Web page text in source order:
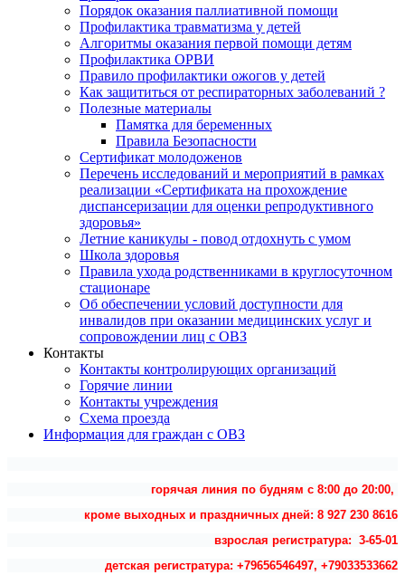
Порядок оказания паллиативной помощи
Профилактика травматизма у детей
Алгоритмы оказания первой помощи детям
Профилактика ОРВИ
Правило профилактики ожогов у детей
Как защититься от респираторных заболеваний ?
Полезные материалы
Памятка для беременных
Правила Безопасности
Сертификат молодоженов
Перечень исследований и мероприятий в рамках
реализации «Сертификата на прохождение
диспансеризации для оценки репродуктивного
здоровья»
Летние каникулы - повод отдохнуть с умом
Школа здоровья
Правила ухода родственниками в круглосуточном
стационаре
Об обеспечении условий доступности для
инвалидов при оказании медицинских услуг и
сопровождении лиц с ОВЗ
Контакты
Контакты контролирующих организаций
Горячие линии
Контакты учреждения
Схема проезда
Информация для граждан с ОВЗ
горячая линия по будням с 8:00 до 20:00,
кроме выходных и праздничных дней: 8 927 230 8616
взрослая регистратура: 3-65-01
детская регистратура: +79656546497, +79033533662